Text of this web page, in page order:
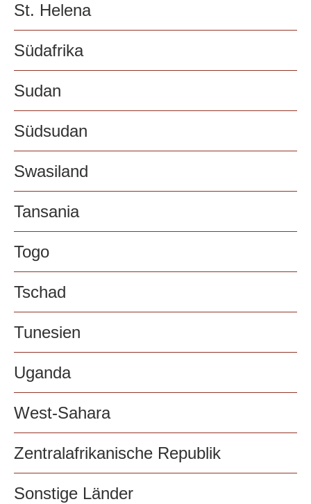
St. Helena
Südafrika
Sudan
Südsudan
Swasiland
Tansania
Togo
Tschad
Tunesien
Uganda
West-Sahara
Zentralafrikanische Republik
Sonstige Länder